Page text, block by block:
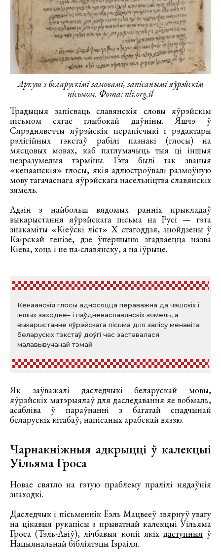
Аркуш з беларускімі замовамі, запісанымі яўрэйскім
пісьмом. Фота: nli.org.il
Традыцыя запісваць славянскія словы яўрэйскім
пісьмом сягае глыбокай даўніны. Яшчэ ў
Сярэднявеччы яўрэйскія перапісчыкі і рэдактары
рэлігійных тэкстаў рабілі пазнакі (глосы) на
мясцовых мовах, каб патлумачыць тыя ці іншыя
незразумелыя тэрміны. Гэта былі так званыя
«кенаанскія» глосы, якія адлюстроўвалі размоўную
мову тагачаснага яўрэйскага насельніцтва славянскіх
зямель.
Адзін з найбольш вядомых ранніх прыкладаў
выкарыстання яўрэйскага пісьма на Русі — гэта
знакаміты «Кіеўскі ліст» Х стагоддзя, знойдзены ў
Каірскай генізе, дзе ўпершыню згадваецца назва
Кіева, хоць і не па-славянску, а на іўрыце.
Кенаанскія глосы адносяцца пераважна да чэшскіх і
іншых заходне– і паўднёваславянскіх зямель, а
выкарыстанне яўрэйскага пісьма для запісу менавіта
беларускіх тэкстаў доўгі час заставалася
малавывучанай тэмай.
Як заўважалі даследчыкі беларускай мовы,
яўрэйскіх матэрыялаў для даследавання яе вобмаль,
асабліва ў параўнанні з багатай спадчынай
беларускіх кітабаў, напісаных арабскай вяззю.
Чарнакніжныя адкрыцці ў калекцыі
Уільяма Гроса
Новае святло на гэтую праблему пралілі нядаўнія
знаходкі.
Даследчык і пісьменнік Ёэль Мацвееў звярнуў увагу
на цікавыя рукапісы з прыватнай калекцыі Уільяма
Гроса (Тэль-Авіў), лічбавыя копіі якіх даступныяў
Нацыянальнай бібліятэцы Ізраіля.